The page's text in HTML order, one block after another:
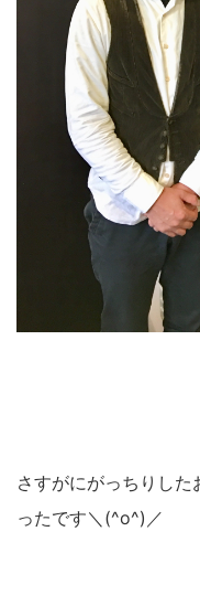
さすがにがっちりし
ったです＼(^o^)／